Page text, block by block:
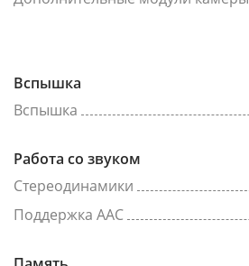
Вспышка
Вспышка
Работа со звуком
Стереодинамики
Поддержка AAC